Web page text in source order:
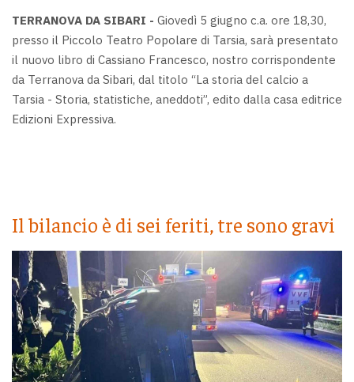
TERRANOVA DA SIBARI - Giovedì 5 giugno c.a. ore 18,30,
presso il Piccolo Teatro Popolare di Tarsia, sarà presentato
il nuovo libro di Cassiano Francesco, nostro corrispondente
da Terranova da Sibari, dal titolo “La storia del calcio a
Tarsia - Storia, statistiche, aneddoti”, edito dalla casa editrice
Edizioni Expressiva.
Il bilancio è di sei feriti, tre sono gravi